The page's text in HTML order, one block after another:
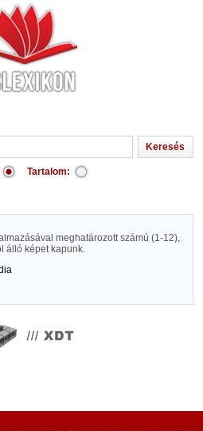
Tartalom:
meghatározott számú (1-12),
álló képet kapunk.